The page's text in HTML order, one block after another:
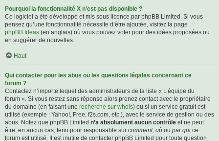
Pourquoi la fonctionnalité X n’est pas disponible ?
Ce logiciel a été développé et mis sous licence par phpBB Limited. Si vous
pensez qu’une fonctionnalité nécessite d’être ajoutée, visitez la page
phpBB Ideas (en anglais) où vous pouvez voter pour des idées proposées ou
en suggérer de nouvelles.
Haut
Qui contacter pour les abus ou les questions légales concernant ce
forum ?
Contactez n’importe lequel des administrateurs de la liste « L’équipe du
forum ». Si vous restez sans réponse alors prenez contact avec le propriétaire
du domaine (en faisant une recherche sur whois) ou si un service gratuit est
utilisé (exemple : Yahoo!, Free, f2s.com, etc.), avec le service de gestion ou des
abus. Notez que phpBB Limited n’a absolument aucun contrôle et ne peut
être, en aucun cas, tenu pour responsable sur comment, où ou par qui ce
forum est utilisé. Il est inutile de contacter phpBB Limited pour toute question